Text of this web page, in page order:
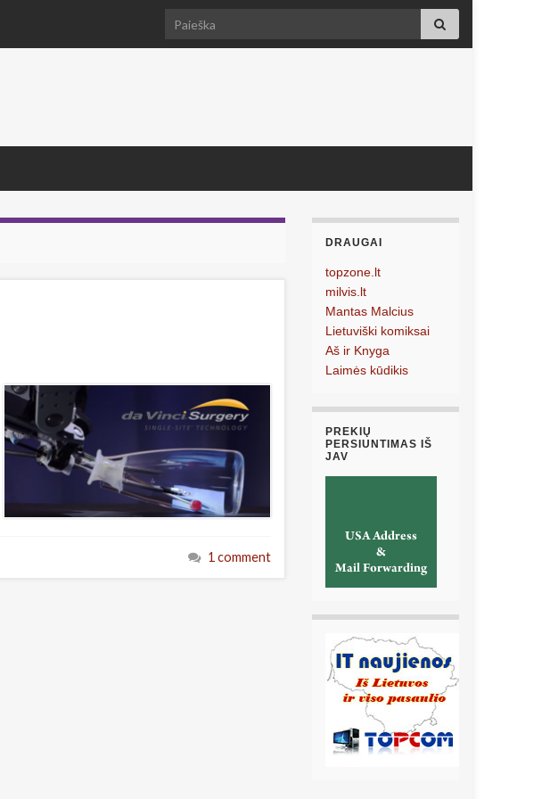
Search for:
1 comment
DRAUGAI
topzone.lt
milvis.lt
Mantas Malcius
Lietuviški komiksai
Aš ir Knyga
Laimės kūdikis
PREKIŲ
PERSIUNTIMAS IŠ
JAV